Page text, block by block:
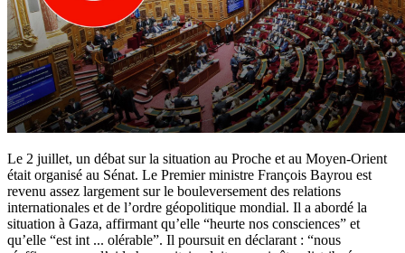
Le 2 juillet, un débat sur la situation au Proche et au Moyen-Orient
était organisé au Sénat. Le Premier ministre François Bayrou est
revenu assez largement sur le bouleversement des relations
internationales et de l’ordre géopolitique mondial. Il a abordé la
situation à Gaza, affirmant qu’elle “heurte nos consciences” et
qu’elle “est int ... olérable”. Il poursuit en déclarant : “nous